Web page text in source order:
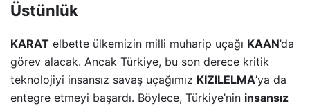
Üstünlük
KARAT elbette ülkemizin milli muharip uçağı KAAN’da
görev alacak. Ancak Türkiye, bu son derece kritik
teknolojiyi insansız savaş uçağımız KIZILELMA’ya da
entegre etmeyi başardı. Böylece, Türkiye’nin insansız